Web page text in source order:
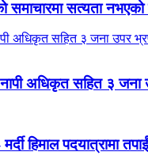
समाचारमा सत्यता
नापी अधिकृत सहित ३
हिमाल पदयात्रामा